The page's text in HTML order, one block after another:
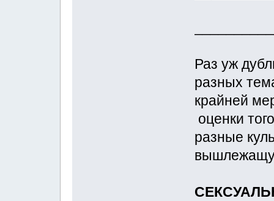
Раз уж
разных
крайней
оценки
разные